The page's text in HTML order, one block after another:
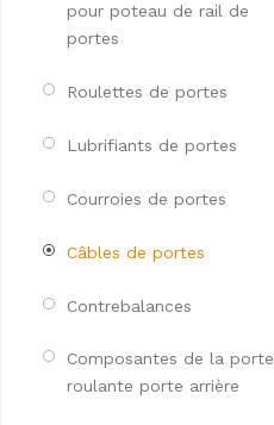
pour poteau de rail de
portes
Roulettes de portes
Lubrifiants de portes
Courroies de portes
Câbles de portes
Contrebalances
Composantes de la porte
roulante porte arrière